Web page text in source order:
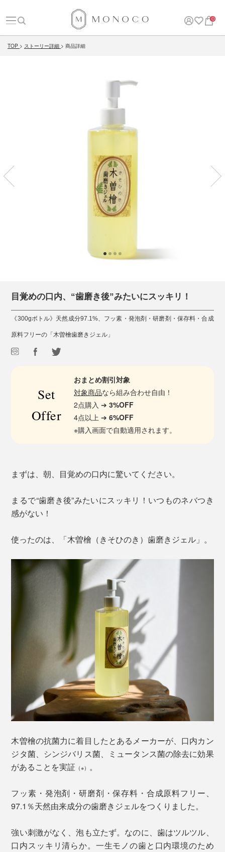
0
TOP ストーリー詳細 商品詳細
目覚めの口内、“歯磨き後”みたいにスッキリ！
《300gボトル》天然成分97.1%、フッ素・発泡剤・研磨剤・保存料・合成
原料フリーの「木曽檜歯磨きジェル」
Set
Offer
おまとめ割引対象
対象商品なら組み合わせ自由！
2点購入 ➔3%OFF
4点以上 ➔6%OFF
※購入画面で自動適用されます。
まずは、朝、目覚めの口内に驚いてください。
まるで“歯磨き後”みたいにスッキリ！いつものネバつき
感がない！
使ったのは、「木曽檜（きそひのき）歯磨きジェル」。
木曽檜の抗菌力に着目したとあるメーカーが、口内カン
ジタ菌、シンジバリス菌、ミュータンス菌の除去に効果
があることを実証 （※） 。
フッ素・発泡剤・研磨剤・保存料・合成原料フリー、
97.1％天然由来成分の歯磨きジェルをつくりました。
強い刺激がなく、泡も立たず。なのに、歯はツルツル、
口内スッキリ清らか。一生モノの歯と口内環境のため